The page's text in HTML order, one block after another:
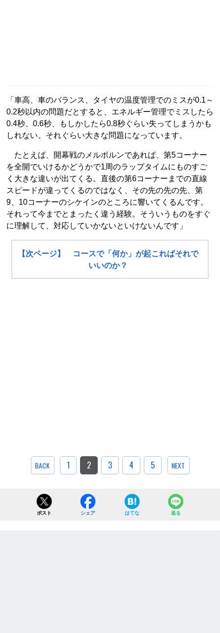
「車高、車のバランス、タイヤの温度管理でのミスが0.1～
0.2秒以内の問題だとすると、エネルギー管理でミスしたら
0.4秒、0.6秒、もしかしたら0.8秒ぐらい失ってしまうかも
しれない。それぐらい大きな問題になっています。
たとえば、開幕戦のメルボルンであれば、第5コーナー
を全開でいけるかどうかで1周のラップタイムにものすご
く大きな違いが出てくる。直後の第6コーナーまでの直線
スピードが違ってくるのではなく、その先の先の先、第
9、10コーナーのシケインのところに響いてくるんです。
それって今までとまったく違う経験。そういうものをすぐ
に理解して、対応していかないといけないんです」
【次ページ】 コースで「何か」が起こればそれで
いいのか？
BACK 1 2 3 4 5 NEXT
ポスト シェア はてな 送る